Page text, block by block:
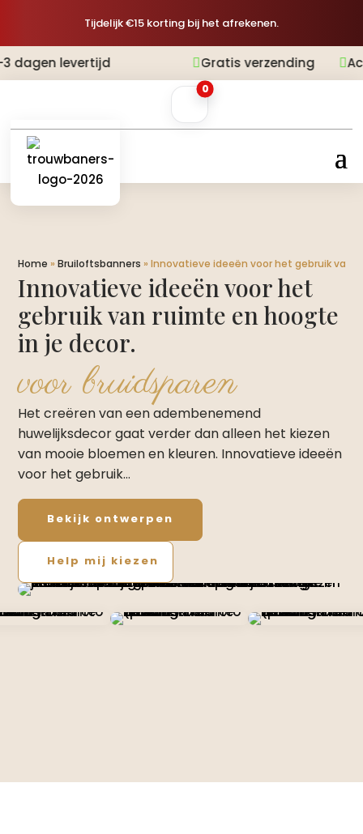
Tijdelijk €15 korting bij het afrekenen.
Gratis verzending Achteraf
0
Home »Bruiloftsbanners »Innovatieve ideeën voor het gebruik van
Innovatieve ideeën voor het
gebruik van ruimte en hoogte
in je decor.​
voor bruidsparen
Het creëren van een adembenemend
huwelijksdecor gaat verder dan alleen het kiezen
van mooie bloemen en kleuren. Innovatieve ideeën
voor het gebruik…
Bekijk ontwerpen
Help mij kiezen